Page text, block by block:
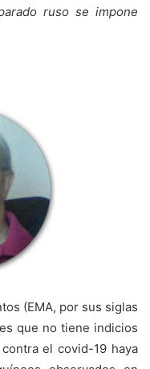
ruso se impone
(EMA, por sus siglas
que no tiene indicios
el covid-19 haya